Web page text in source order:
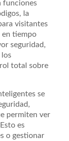
funciones
la
visitantes
en tiempo
seguridad,
los
total sobre
se
permiten ver
es
o gestionar